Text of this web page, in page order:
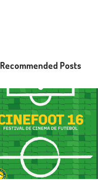
Recommended Posts